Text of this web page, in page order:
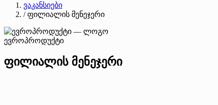
ვაკანსიები
/ ფილიალის მენეჯერი
ევროპროდუქტი
ფილიალის მენეჯერი